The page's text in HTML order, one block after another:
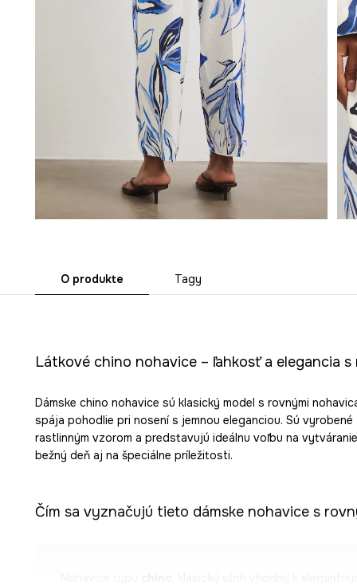
O produkte Tagy
Látkové chino nohavice – ľahkosť a elegancia
Dámske chino nohavice sú klasický model s rovnými
spája pohodlie pri nosení s jemnou eleganciou. Sú
rastlinným vzorom a predstavujú ideálnu voľbu na
bežný deň aj na špeciálne príležitosti.
Čím sa vyznačujú tieto dámske nohavice s